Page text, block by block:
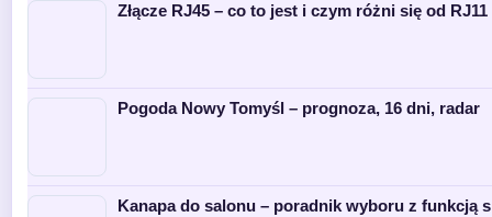
Złącze RJ45 – co to jest i czym różni się od
Pogoda Nowy Tomyśl – prognoza, 16 dni, radar
Kanapa do salonu – poradnik wyboru z funkcją